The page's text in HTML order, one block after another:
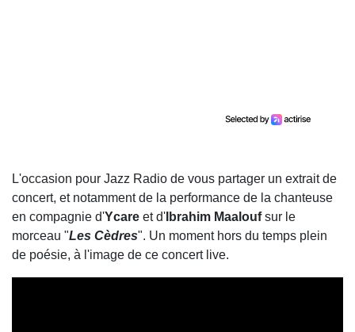
L'occasion pour Jazz Radio de vous partager un extrait de
concert, et notamment de la performance de la chanteuse
en compagnie d'Ycare et d' Ibrahim Maaloufsur le
morceau "Les Cèdres". Un moment hors du temps plein
de poésie, à l'image de ce concert live.